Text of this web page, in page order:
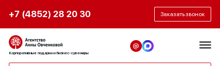
+7 (4852) 28 20 30 Заказать звонок
Корпоративные подарки и бизнес-сувениры